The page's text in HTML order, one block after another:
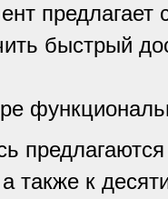
быстрый
также к